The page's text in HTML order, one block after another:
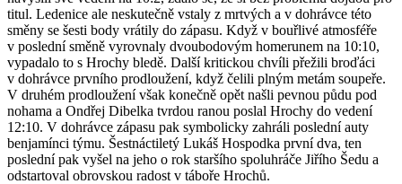
titul. Ledenice ale neskutečně vstaly z mrtvých a v dohrávce této
směny se šesti body vrátily do zápasu. Když v bouřlivé atmosféře
v poslední směně vyrovnaly dvoubodovým homerunem na 10:10,
vypadalo to s Hrochy bledě. Další kritickou chvíli přežili broďáci
v dohrávce prvního prodloužení, když čelili plným metám soupeře.
V druhém prodloužení však konečně opět našli pevnou půdu pod
nohama a Ondřej Dibelka tvrdou ranou poslal Hrochy do vedení
12:10. V dohrávce zápasu pak symbolicky zahráli poslední auty
benjamínci týmu. Šestnáctiletý Lukáš Hospodka první dva, ten
poslední pak vyšel na jeho o rok staršího spoluhráče Jiřího Šedu a
odstartoval obrovskou radost v táboře Hrochů.